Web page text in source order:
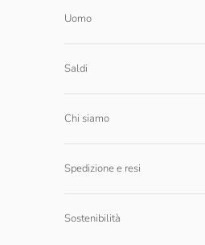
Uomo
Saldi
Chi siamo
Spedizione e resi
Sostenibilità